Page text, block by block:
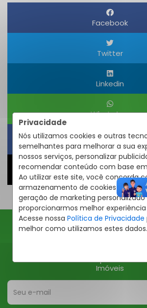
Privacidade
Nós utilizamos cookies e outras
semelhantes para melhorar a sua
nossos serviços, personalizar
recomendar conteúdo com base
Ao utilizar este site, você concorda
armazenamento de cookies em seu
geração de marketing personalizado
proporcionarmos melhor
Acesse nossa Política de Privacidade
melhor como utilizamos estes dados.
Facebook
Twitter
Linkedin
WhatsApp
Obter um Link
Compartilhar
Insira seu email abaixo para
Imóveis